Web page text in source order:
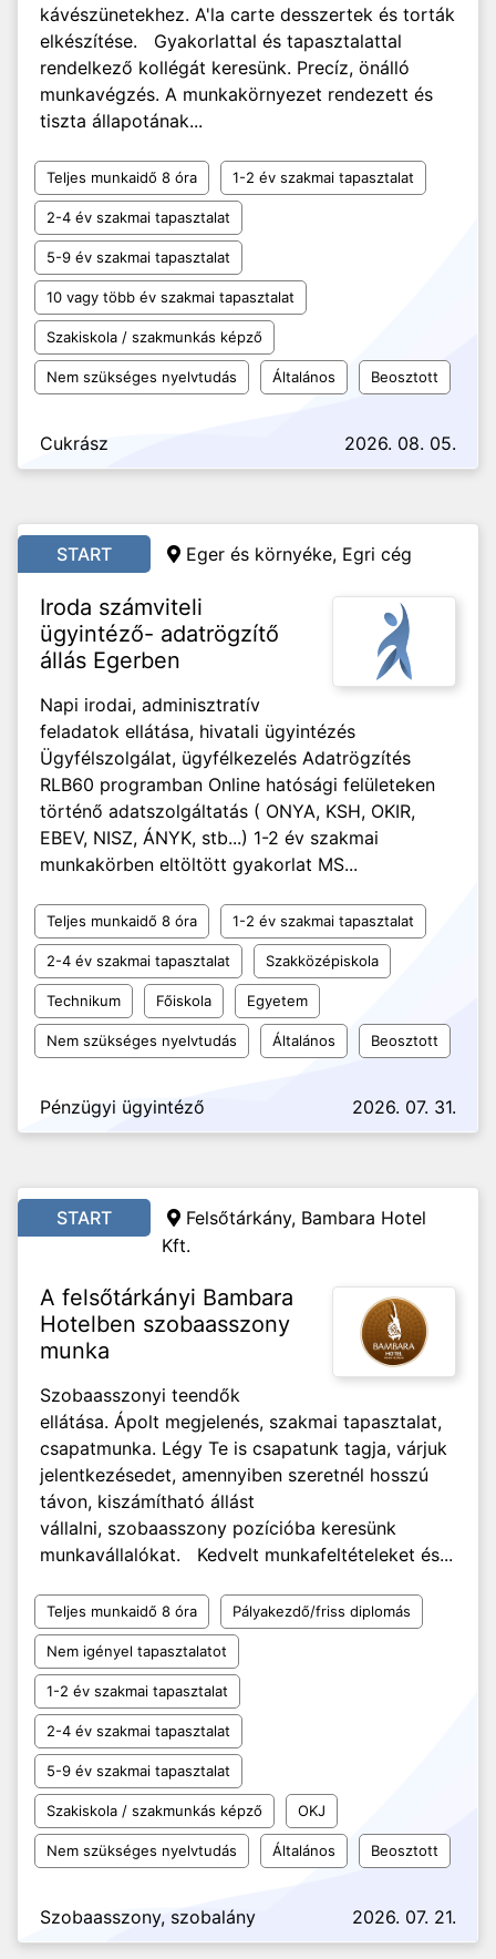
kávészünetekhez. A'la carte desszertek és torták
elkészítése. Gyakorlattal és tapasztalattal
rendelkező kollégát keresünk. Precíz, önálló
munkavégzés. A munkakörnyezet rendezett és
tiszta állapotának...
Teljes munkaidő 8 óra 1-2 év szakmai tapasztalat
2-4 év szakmai tapasztalat
5-9 év szakmai tapasztalat
10 vagy több év szakmai tapasztalat
Szakiskola / szakmunkás képző
Nem szükséges nyelvtudás Általános Beosztott
Cukrász 2026. 08. 05.
START Eger és környéke, Egri cég
Iroda számviteli
ügyintéző- adatrögzítő
állás Egerben
Napi irodai, adminisztratív
feladatok ellátása, hivatali ügyintézés
Ügyfélszolgálat, ügyfélkezelés Adatrögzítés
RLB60 programban Online hatósági felületeken
történő adatszolgáltatás ( ONYA, KSH, OKIR,
EBEV, NISZ, ÁNYK, stb...) 1-2 év szakmai
munkakörben eltöltött gyakorlat MS...
Teljes munkaidő 8 óra 1-2 év szakmai tapasztalat
2-4 év szakmai tapasztalat Szakközépiskola
Technikum Főiskola Egyetem
Nem szükséges nyelvtudás Általános Beosztott
Pénzügyi ügyintéző 2026. 07. 31.
START
Felsőtárkány, Bambara Hotel
Kft.
A felsőtárkányi Bambara
Hotelben szobaasszony
munka
Szobaasszonyi teendők
ellátása. Ápolt megjelenés, szakmai tapasztalat,
csapatmunka. Légy Te is csapatunk tagja, várjuk
jelentkezésedet, amennyiben szeretnél hosszú
távon, kiszámítható állást
vállalni, szobaasszony pozícióba keresünk
munkavállalókat. Kedvelt munkafeltételeket és...
Teljes munkaidő 8 óra Pályakezdő/friss diplomás
Nem igényel tapasztalatot
1-2 év szakmai tapasztalat
2-4 év szakmai tapasztalat
5-9 év szakmai tapasztalat
Szakiskola / szakmunkás képző OKJ
Nem szükséges nyelvtudás Általános Beosztott
Szobaasszony, szobalány 2026. 07. 21.